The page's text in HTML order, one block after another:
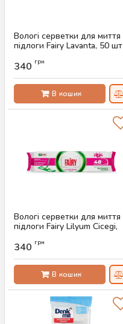
Вологі серветки для миття
підлоги Fairy Lavanta, 50 шт
340 грн
В кошик
Вологі серветки для миття
підлоги Fairy Lilyum Cicegi,
Артикул:
340 грн
В кошик